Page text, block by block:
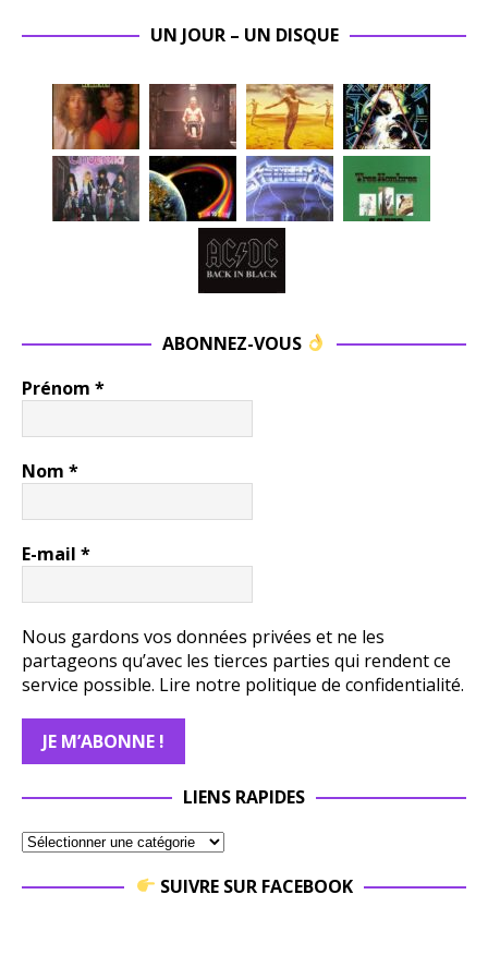
UN JOUR – UN DISQUE
ABONNEZ-VOUS
Prénom *
Nom *
E-mail *
Nous gardons vos données privées et ne les
partageons qu’avec les tierces parties qui rendent ce
service possible. Lire notre politique de confidentialité.
LIENS RAPIDES
SUIVRE SUR FACEBOOK